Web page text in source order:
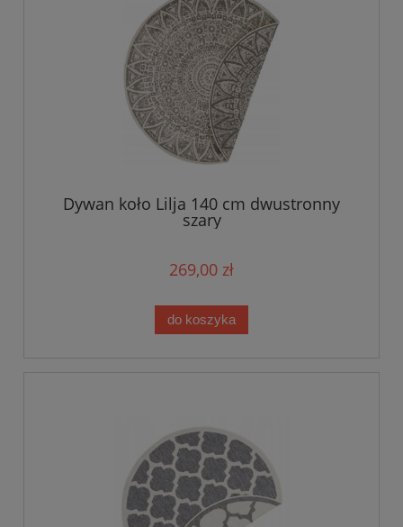
Dywan koło Lilja 140 cm dwustronny
szary
269,00 zł
do koszyka